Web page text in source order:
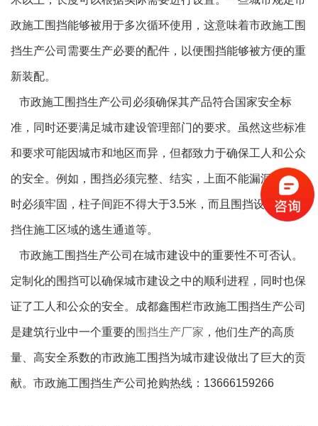
政施工围挡能够被用于多次循环使用，这意味着市政施工围
挡生产公司需要生产必要的配件，以便围挡能够被方便的重
新装配。
市政施工围挡生产公司必须确保其产品符合国家安全标
准，同时还要满足城市建设管理部门的要求。虽然这些标准
和要求可能因城市和地区而异，但都致力于确保工人和公众
的安全。例如，围挡必须完整、结实，上面不能漏洞，安装
时必须牢固，柱子间距不得大于3.5米，而且围挡设置不能
挡住施工区域的逃生通道等。
市政施工围挡生产公司在城市建设中的重要性不可否认。
定制化的围挡可以确保城市建设之中的顺利进程，同时也保
证了工人和公众的安全。成都鑫围栏市政施工围挡生产公司
是建筑行业中一个重要的围挡生产厂家 ，他们生产的高质
量、高安全系数的市政施工围挡为城市建设做出了巨大的贡
献。市政施工围挡生产公司抢购热线：13666159266